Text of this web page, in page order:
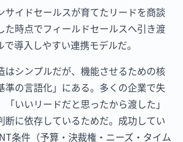
サイドセールスが育てたリードを商談
た時点でフィールドセールスへ引き渡
導入しやすい連携モデルだ。
はシンプルだが、機能させるための核
準の言語化」にある。多くの企業で失
いいリードだと思ったから渡した」
断に依存しているためだ。成功してい
条件（予算・決裁権・ニーズ・タイム